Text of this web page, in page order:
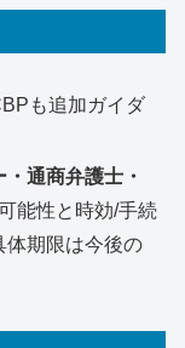
も追加ガイダ
通商弁護士・
能性と時効/手続
体期限は今後の